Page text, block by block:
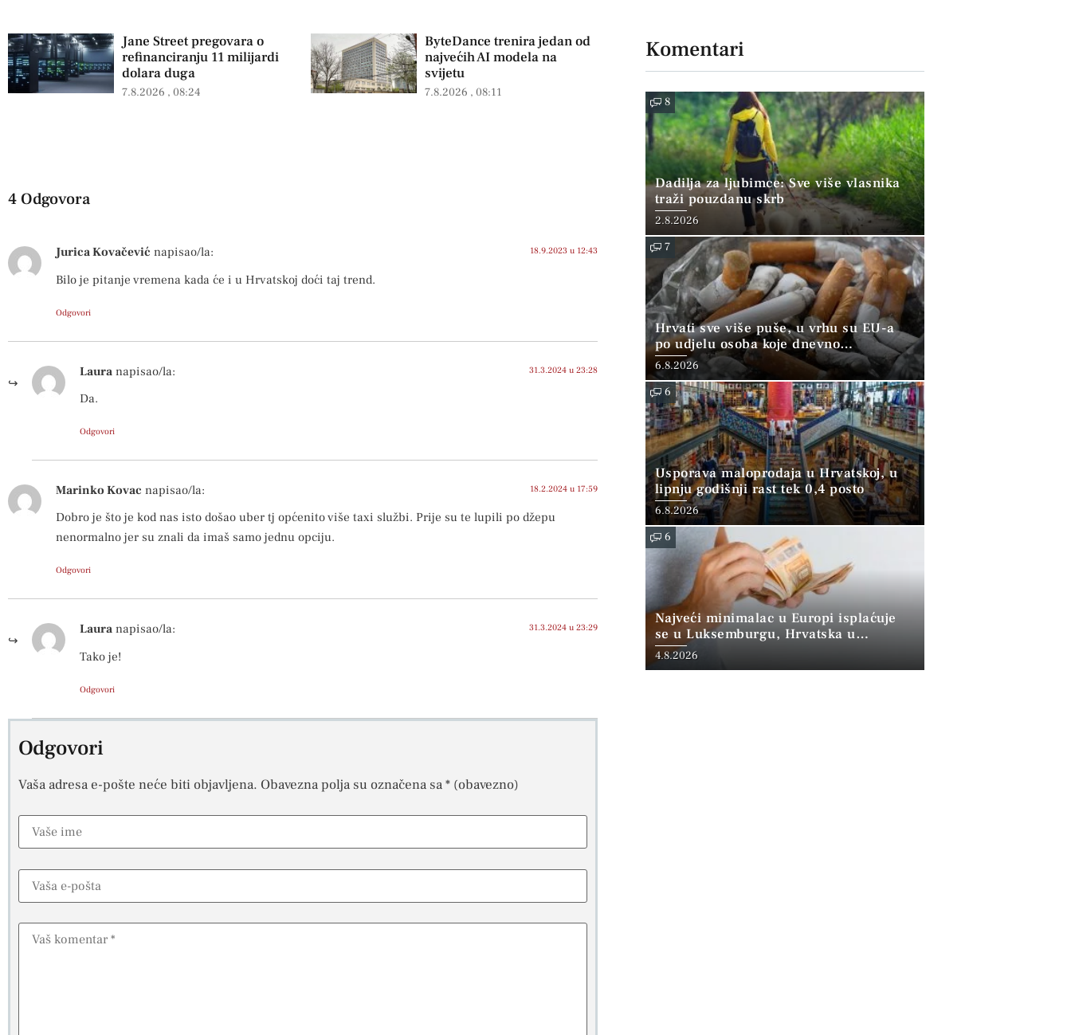
Jane Street pregovara o
refinanciranju 11 milijardi
dolara duga
7.8.2026 08:24
ByteDance trenira jedan od
najvećih AI modela na
svijetu
7.8.2026 08:11
4 Odgovora
Jurica Kovačević napisao/la: 18.9.2023 u 12:43
Bilo je pitanje vremena kada će i u Hrvatskoj doći taj trend.
Odgovori
Laura napisao/la: 31.3.2024 u 23:28
Da.
Odgovori
Marinko Kovac napisao/la: 18.2.2024 u 17:59
Dobro je što je kod nas isto došao uber tj općenito više taxi službi. Prije su te lupili po džepu
nenormalno jer su znali da imaš samo jednu opciju.
Odgovori
Laura napisao/la: 31.3.2024 u 23:29
Tako je!
Odgovori
Odgovori
Vaša adresa e-pošte neće biti objavljena. Obavezna polja su označena sa* (obavezno)
Komentari
8
Dadilja za ljubimce: Sve više vlasnika
traži pouzdanu skrb
2.8.2026
7
Hrvati sve više puše, u vrhu su EU-a
po udjelu osoba koje dnevno
konzumiraju duhan
6.8.2026
6
Usporava maloprodaja u Hrvatskoj, u
lipnju godišnji rast tek 0,4 posto
6.8.2026
6
Najveći minimalac u Europi isplaćuje
se u Luksemburgu, Hrvatska u
“srednjoj skupini”
4.8.2026